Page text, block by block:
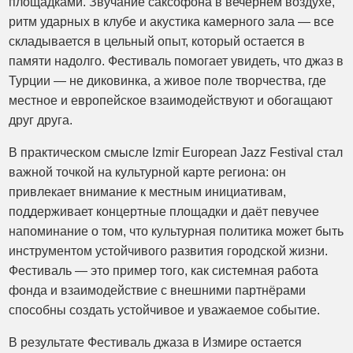
ритм ударных в клубе и акустика камерного зала — все
складывается в цельный опыт, который остается в
памяти надолго. Фестиваль помогает увидеть, что джаз в
Турции — не диковинка, а живое поле творчества, где
местное и европейское взаимодействуют и обогащают
друг друга.
В практическом смысле Izmir European Jazz Festival стал
важной точкой на культурной карте региона: он
привлекает внимание к местным инициативам,
поддерживает концертные площадки и даёт певучее
напоминание о том, что культурная политика может быть
инструментом устойчивого развития городской жизни.
Фестиваль — это пример того, как системная работа
фонда и взаимодействие с внешними партнёрами
способны создать устойчивое и уважаемое событие.
В результате Фестиваль джаза в Измире остается